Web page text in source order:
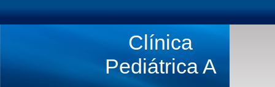
Clínica
Pediátrica A